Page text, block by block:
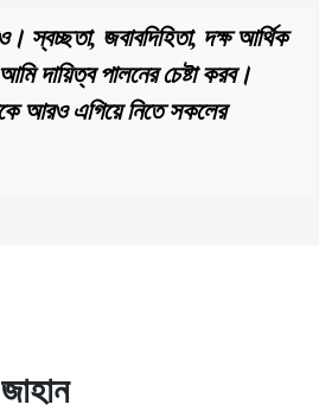
স্বচ্ছতা, জবাবদিহিতা, দক্ষ আর্থিক
দায়িত্ব পালনের চেষ্টা করব।
আরও এগিয়ে নিতে সকলের